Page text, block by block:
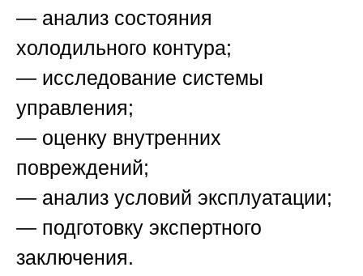
— анализ состояния
холодильного контура;
— исследование системы
управления;
— оценку внутренних
повреждений;
— анализ условий эксплуатации;
— подготовку экспертного
заключения.